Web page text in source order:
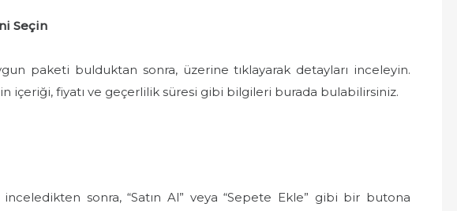
Seçin
paketi bulduktan sonra, üzerine tıklayarak detayları inceleyin.
içeriği, fiyatı ve geçerlilik süresi gibi bilgileri burada bulabilirsiniz.
inceledikten sonra, “Satın Al” veya “Sepete Ekle” gibi bir butona